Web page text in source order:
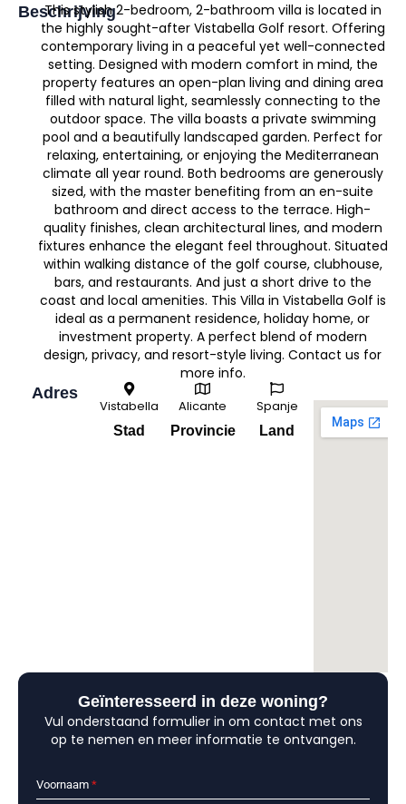
Beschrijving
This stylish 2-bedroom, 2-bathroom villa is located in
the highly sought-after Vistabella Golf resort. Offering
contemporary living in a peaceful yet well-connected
setting. Designed with modern comfort in mind, the
property features an open-plan living and dining area
filled with natural light, seamlessly connecting to the
outdoor space. The villa boasts a private swimming
pool and a beautifully landscaped garden. Perfect for
relaxing, entertaining, or enjoying the Mediterranean
climate all year round. Both bedrooms are generously
sized, with the master benefiting from an en-suite
bathroom and direct access to the terrace. High-
quality finishes, clean architectural lines, and modern
fixtures enhance the elegant feel throughout. Situated
within walking distance of the golf course, clubhouse,
bars, and restaurants. And just a short drive to the
coast and local amenities. This Villa in Vistabella Golf is
ideal as a permanent residence, holiday home, or
investment property. A perfect blend of modern
design, privacy, and resort-style living. Contact us for
more info.
Adres
Vistabella
Stad
Alicante
Provincie
Spanje
Land
Geïnteresseerd in deze woning?
Vul onderstaand formulier in om contact met ons
op te nemen en meer informatie te ontvangen.
Voornaam *